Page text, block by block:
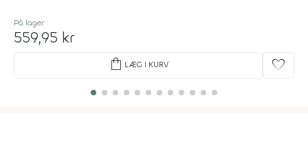
På lager
559,95 kr
shopping_bag LÆG I KURV favorite